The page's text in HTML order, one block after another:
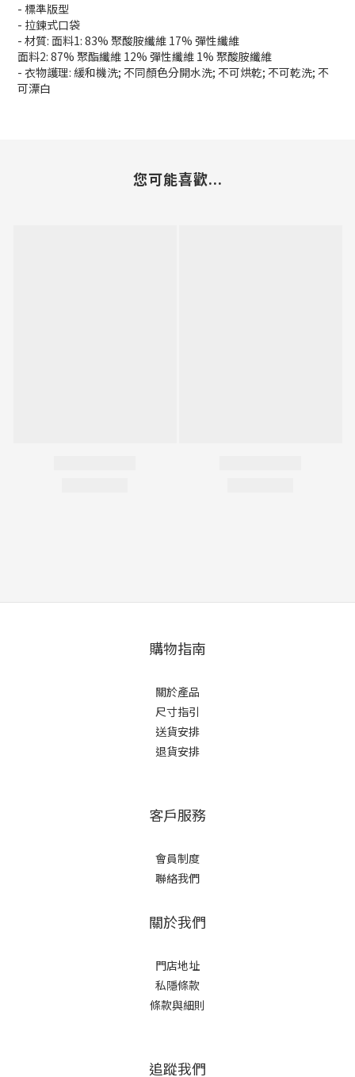
- 標準版型
- 拉鍊式口袋
- 材質: 面料1: 83% 聚酸胺纖維 17% 彈性纖維
面料2: 87% 聚酯纖維 12% 彈性纖維 1% 聚酸胺纖維
- 衣物護理: 緩和機洗; 不同顏色分開水洗; 不可烘乾; 不可乾洗; 不
可漂白
您可能喜歡...
購物指南
關於產品
尺寸指引
送貨安排
退貨安排
客戶服務
會員制度
聯絡我們
關於我們
門店地址
私隱條款
條款與細則
追蹤我們